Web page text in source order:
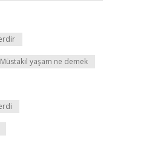
Müstakil yaşam ne demek